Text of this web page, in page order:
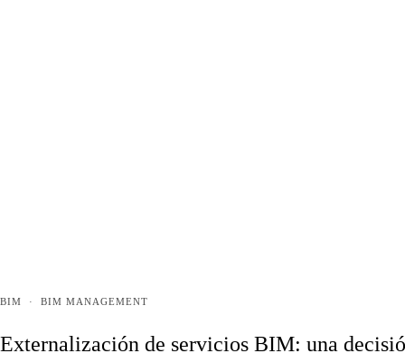
BIM · BIM MANAGEMENT
Externalización de servicios BIM: una